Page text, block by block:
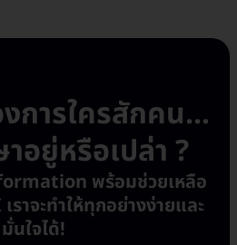
การใครสักคน...
อยู่หรือเปล่า ?
พร้อมช่วยเหลือ
ราจะทำให้ทุกอย่างง่ายและ
มั่นใจได้!